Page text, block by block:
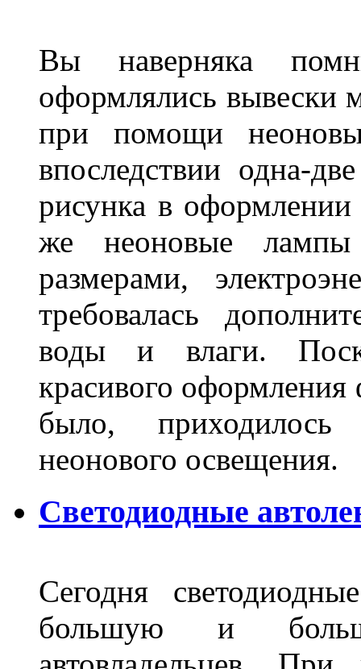
Вы наверняка
оформлялись вывески
при помощи
впоследствии одна-
рисунка в оформлении
же неоновые лампы
размерами,
требовалась
воды и влаги.
красивого
было,
неонового
Светодиодные
Сегодня
большую и